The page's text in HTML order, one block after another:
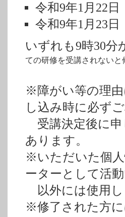
令和9年1月22日
令和9年1月23日
いずれも9時30分
ての研修を受講されない
※障がい等の理
し込み時に必ず
受講決定後に申
あります。
※いただいた個
ーターとして活
以外には使用し
※修了された方